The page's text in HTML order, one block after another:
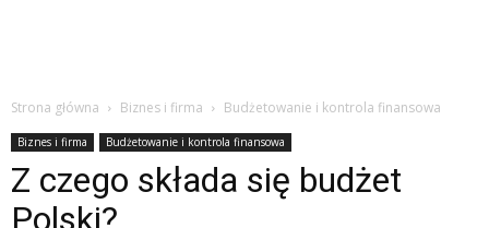
Strona główna Biznes i firma Budżetowanie i kontrola finansowa
Biznes i firma Budżetowanie i kontrola finansowa
Z czego składa się budżet
Polski?